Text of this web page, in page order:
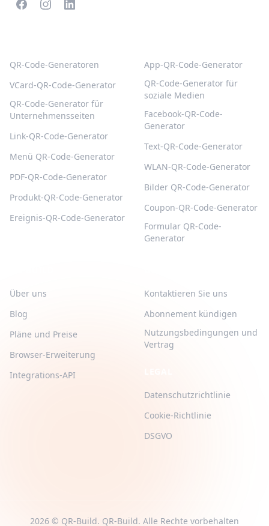
QR-Code-Generatoren
VCard-QR-Code-Generator
QR-Code-Generator für
Unternehmensseiten
Link-QR-Code-Generator
Menü QR-Code-Generator
PDF-QR-Code-Generator
Produkt-QR-Code-Generator
Ereignis-QR-Code-Generator
App-QR-Code-Generator
QR-Code-Generator für
soziale Medien
Facebook-QR-Code-
Generator
Text-QR-Code-Generator
WLAN-QR-Code-Generator
Bilder QR-Code-Generator
Coupon-QR-Code-Generator
Formular QR-Code-
Generator
Über uns
Blog
Pläne und Preise
Browser-Erweiterung
Integrations-API
Kontaktieren Sie uns
Abonnement kündigen
Nutzungsbedingungen und
Vertrag
Datenschutzrichtlinie
Cookie-Richtlinie
DSGVO
2026 © QR-Build. QR-Build. Alle Rechte vorbehalten